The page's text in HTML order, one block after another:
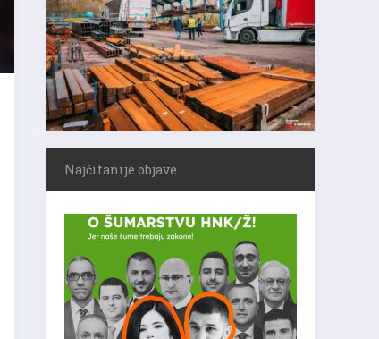
Najčitanije objave